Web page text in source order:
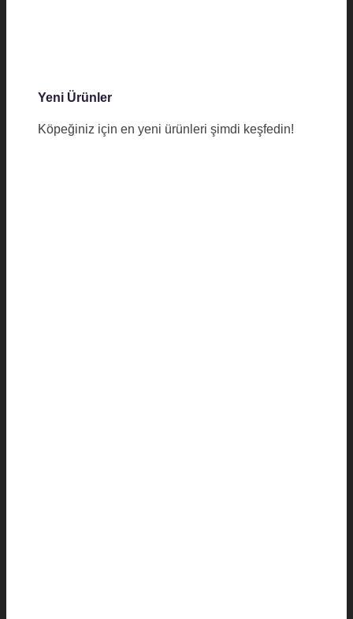
Yeni Ürünler
Köpeğiniz için en yeni ürünleri şimdi keşfedin!